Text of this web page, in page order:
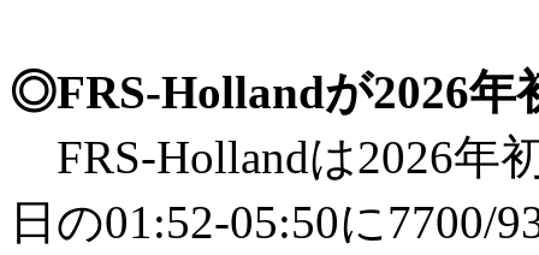
◎FRS-Hollandが2026年
FRS-Hollandは2026年
日の01:52-05:50に7700/